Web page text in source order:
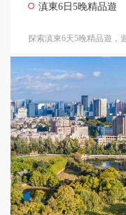
滇東6日5晚精品遊
探索滇東6天5晚精品遊，